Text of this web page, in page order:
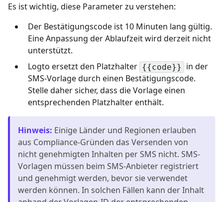
Es ist wichtig, diese Parameter zu verstehen:
Der Bestätigungscode ist 10 Minuten lang gültig.
Eine Anpassung der Ablaufzeit wird derzeit nicht
unterstützt.
Logto ersetzt den Platzhalter {{code}}
in der
SMS-Vorlage durch einen Bestätigungscode.
Stelle daher sicher, dass die Vorlage einen
entsprechenden Platzhalter enthält.
Hinweis: Einige Länder und Regionen erlauben
aus Compliance-Gründen das Versenden von
nicht genehmigten Inhalten per SMS nicht. SMS-
Vorlagen müssen beim SMS-Anbieter registriert
und genehmigt werden, bevor sie verwendet
werden können. In solchen Fällen kann der Inhalt